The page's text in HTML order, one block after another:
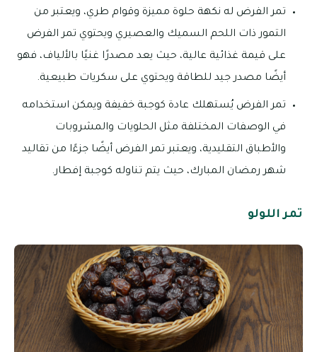
تمر الفرض له نكهة حلوة مميزة وقوام طري، ويعتبر من
التمور ذات اللحم السميك والعصيري ويحتوي تمر الفرض
على قيمة غذائية عالية، حيث يعد مصدرًا غنيًا بالألياف، فهو
أيضًا مصدر جيد للطاقة ويحتوي على سكريات طبيعية.
تمر الفرض يُستهلك عادة كوجبة خفيفة ويمكن استخدامه
في الوصفات المختلفة مثل الحلويات والمشروبات
والأطباق التقليدية، ويعتبر تمر الفرض أيضًا جزءًا من تقاليد
شهر رمضان المبارك، حيث يتم تناوله كوجبة إفطار.
تمر اللولو